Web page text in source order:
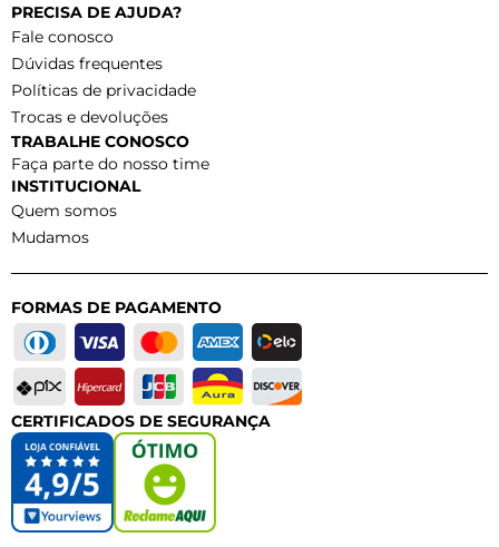
PRECISA DE AJUDA?
Fale conosco
Dúvidas frequentes
Políticas de privacidade
Trocas e devoluções
TRABALHE CONOSCO
Faça parte do nosso time
INSTITUCIONAL
Quem somos
Mudamos
FORMAS DE PAGAMENTO
CERTIFICADOS DE SEGURANÇA